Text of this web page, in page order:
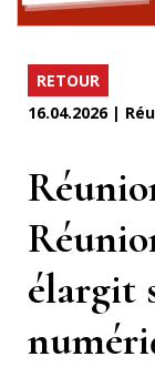
RETOUR
16.04.2026 |
élargit